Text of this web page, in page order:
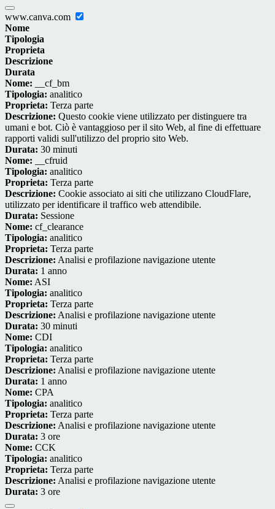
www.canva.com
Nome
Tipologia
Proprieta
Descrizione
Durata
Nome: __cf_bm
Tipologia: analitico
Proprieta: Terza parte
Descrizione: Questo cookie viene utilizzato per distinguere tra
umani e bot. Ciò è vantaggioso per il sito Web, al fine di effettuare
rapporti validi sull'utilizzo del proprio sito Web.
Durata: 30 minuti
Nome: __cfruid
Tipologia: analitico
Proprieta: Terza parte
Descrizione: Cookie associato ai siti che utilizzano CloudFlare,
utilizzato per identificare il traffico web attendibile.
Durata: Sessione
Nome: cf_clearance
Tipologia: analitico
Proprieta: Terza parte
Descrizione: Analisi e profilazione navigazione utente
Durata: 1 anno
Nome: ASI
Tipologia: analitico
Proprieta: Terza parte
Descrizione: Analisi e profilazione navigazione utente
Durata: 30 minuti
Nome: CDI
Tipologia: analitico
Proprieta: Terza parte
Descrizione: Analisi e profilazione navigazione utente
Durata: 1 anno
Nome: CPA
Tipologia: analitico
Proprieta: Terza parte
Descrizione: Analisi e profilazione navigazione utente
Durata: 3 ore
Nome: CCK
Tipologia: analitico
Proprieta: Terza parte
Descrizione: Analisi e profilazione navigazione utente
Durata: 3 ore